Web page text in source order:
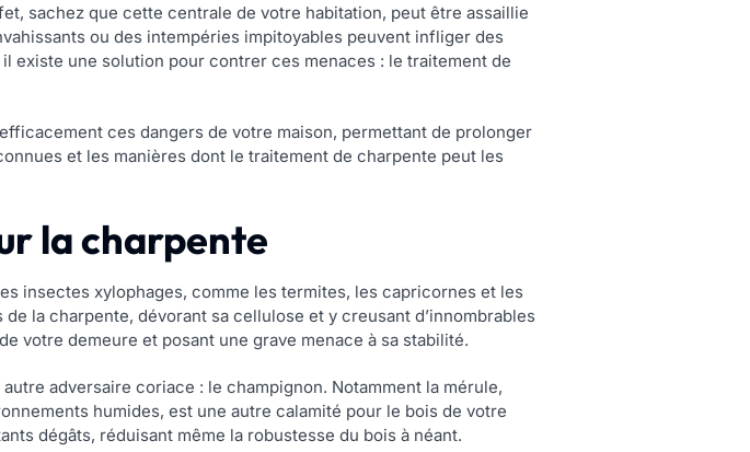
sachez que cette centrale de votre habitation, peut être assaillie
ou des intempéries impitoyables peuvent infliger des
existe une solution pour contrer ces menaces : le traitement de
ces dangers de votre maison, permettant de prolonger
et les manières dont le traitement de charpente peut les
la charpente
insectes xylophages, comme les termites, les capricornes et les
la charpente, dévorant sa cellulose et y creusant d’innombrables
votre demeure et posant une grave menace à sa stabilité.
adversaire coriace : le champignon. Notamment la mérule,
humides, est une autre calamité pour le bois de votre
dégâts, réduisant même la robustesse du bois à néant.